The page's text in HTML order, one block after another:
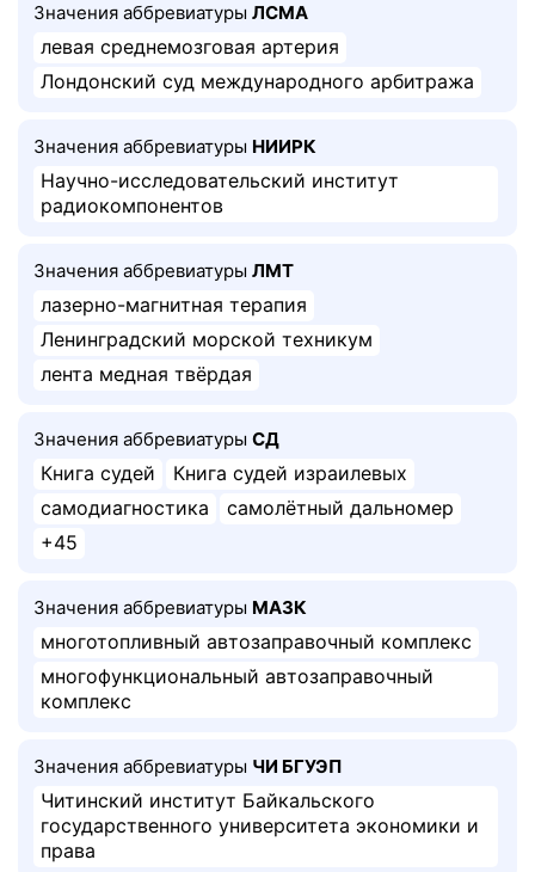
Значения аббревиатуры ЛСМА
левая среднемозговая артерия
Лондонский суд международного арбитража
Значения аббревиатуры НИИРК
Научно-исследовательский институт
радиокомпонентов
Значения аббревиатуры ЛМТ
лазерно-магнитная терапия
Ленинградский морской техникум
лента медная твёрдая
Значения аббревиатуры СД
Книга судей
Книга судей израилевых
самодиагностика
самолётный дальномер
+45
Значения аббревиатуры МАЗК
многотопливный автозаправочный комплекс
многофункциональный автозаправочный
комплекс
Значения аббревиатуры ЧИ БГУЭП
Читинский институт Байкальского
государственного университета экономики и
права